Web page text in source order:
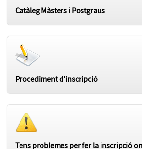
Catàleg Màsters i Postgraus
Procediment d'inscripció
Tens problemes per fer la inscripció